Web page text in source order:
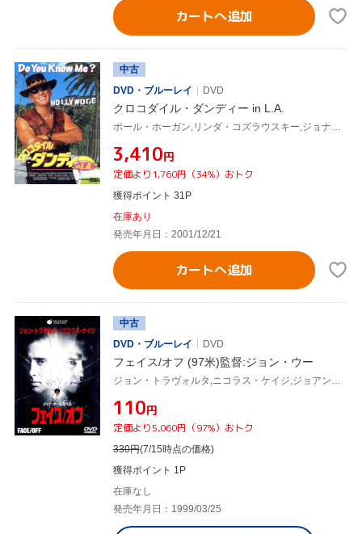
カートへ追加
中古
DVD・ブルーレイ
DVD
クロコダイル・ダンディー in L.A.
¥3,410円
定価より1,760円（34%）おトク
獲得ポイント 31P
在庫あり
発売年月日：2001/12/21
カートへ追加
中古
DVD・ブルーレイ
DVD
フェイス/オフ (97米)監督:ジョン・ウー
¥110円
定価より5,060円（97%）おトク
330円(7/15時点の価格)
獲得ポイント 1P
在庫なし
発売年月日：1999/03/25